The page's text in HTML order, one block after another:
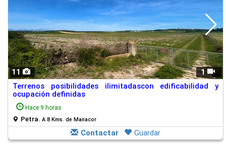
11 1
Terrenos posibilidades ilimitadascon edificabilidad y
ocupación definidas
Hace 9 horas
Petra. A 8 Kms. de Manacor
Contactar Guardar